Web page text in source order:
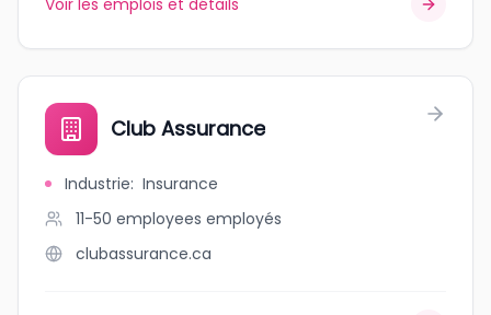
Voir les emplois et détails
Club Assurance
Industrie: Insurance
11-50 employees employés
clubassurance.ca